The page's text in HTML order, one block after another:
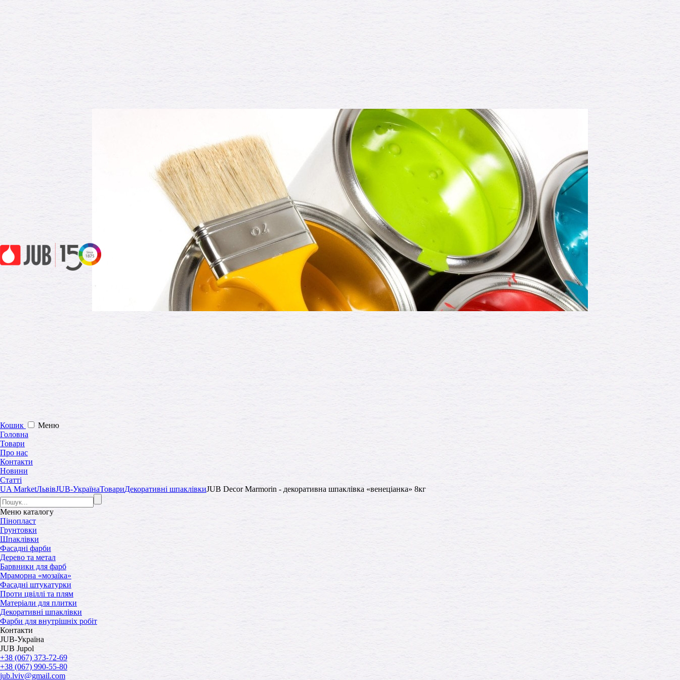
Кошик
Меню
Головна
Товари
Про нас
Контакти
Новини
Статті
UA MarketЛьвівJUB-УкраїнаТовариДекоративні шпаклівкиJUB Decor Marmorin - декоративна шпаклівка «венеціанка» 8кг
Меню каталогу
Пінопласт
Грунтовки
Шпаклівки
Фасадні фарби
Дерево та метал
Барвники для фарб
Мраморна «мозаїка»
Фасадні штукатурки
Проти цвіллі та плям
Матеріали для плитки
Декоративні шпаклівки
Фарби для внутрішніх робіт
Контакти
JUB-Україна
JUB Jupol
+38 (067) 373-72-69
+38 (067) 990-55-80
jub.lviv@gmail.com